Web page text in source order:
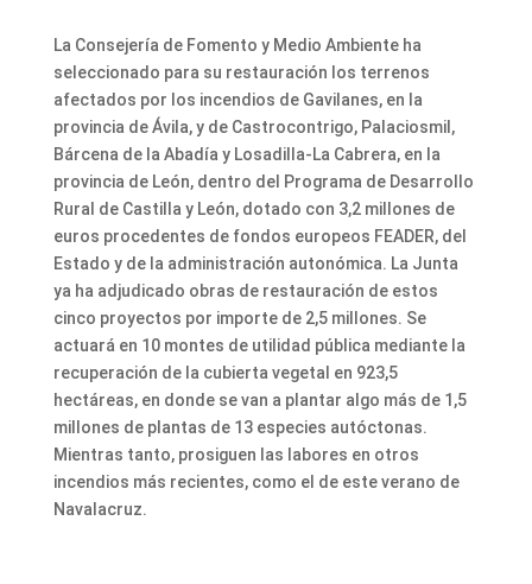
La Consejería de Fomento y Medio Ambiente ha
seleccionado para su restauración los terrenos
afectados por los incendios de Gavilanes, en la
provincia de Ávila, y de Castrocontrigo, Palaciosmil,
Bárcena de la Abadía y Losadilla-La Cabrera, en la
provincia de León, dentro del Programa de Desarrollo
Rural de Castilla y León, dotado con 3,2 millones de
euros procedentes de fondos europeos FEADER, del
Estado y de la administración autonómica. La Junta
ya ha adjudicado obras de restauración de estos
cinco proyectos por importe de 2,5 millones. Se
actuará en 10 montes de utilidad pública mediante la
recuperación de la cubierta vegetal en 923,5
hectáreas, en donde se van a plantar algo más de 1,5
millones de plantas de 13 especies autóctonas.
Mientras tanto, prosiguen las labores en otros
incendios más recientes, como el de este verano de
Navalacruz.